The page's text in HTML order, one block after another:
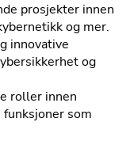
prosjekter innen
og mer.
innovative
og
roller innen
som